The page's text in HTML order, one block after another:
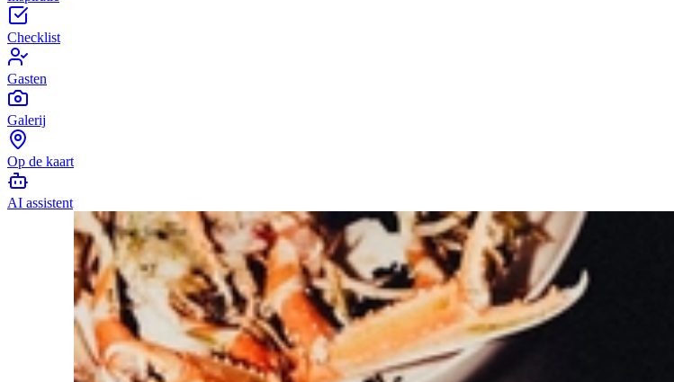
Checklist
Gasten
Galerij
Op de kaart
AI assistent